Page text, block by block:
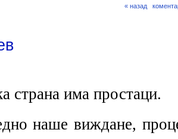
« назад
страна има простаци.
наше виждане,